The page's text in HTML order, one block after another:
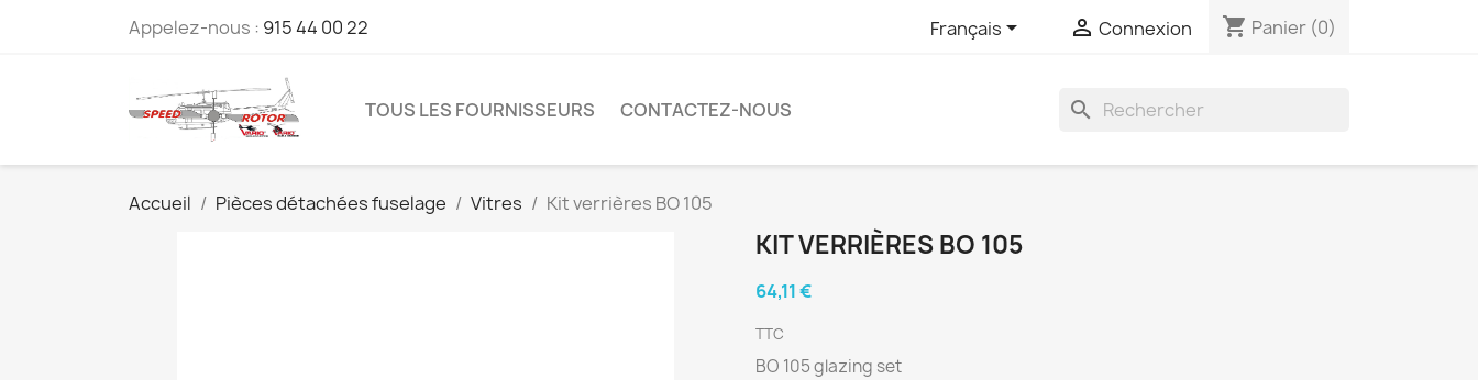
Appelez-nous : 915 44 00 22 Français  Connexion shopping_cart Panier (0)
TOUS LES FOURNISSEURS CONTACTEZ-NOUS search
Accueil Pièces détachées fuselage Vitres Kit verrières BO 105
KIT VERRIÈRES BO 105
64,11 €
TTC
BO 105 glazing set